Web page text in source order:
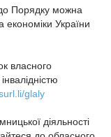
Порядку можна
економіки України
власного
glaly
діяльності